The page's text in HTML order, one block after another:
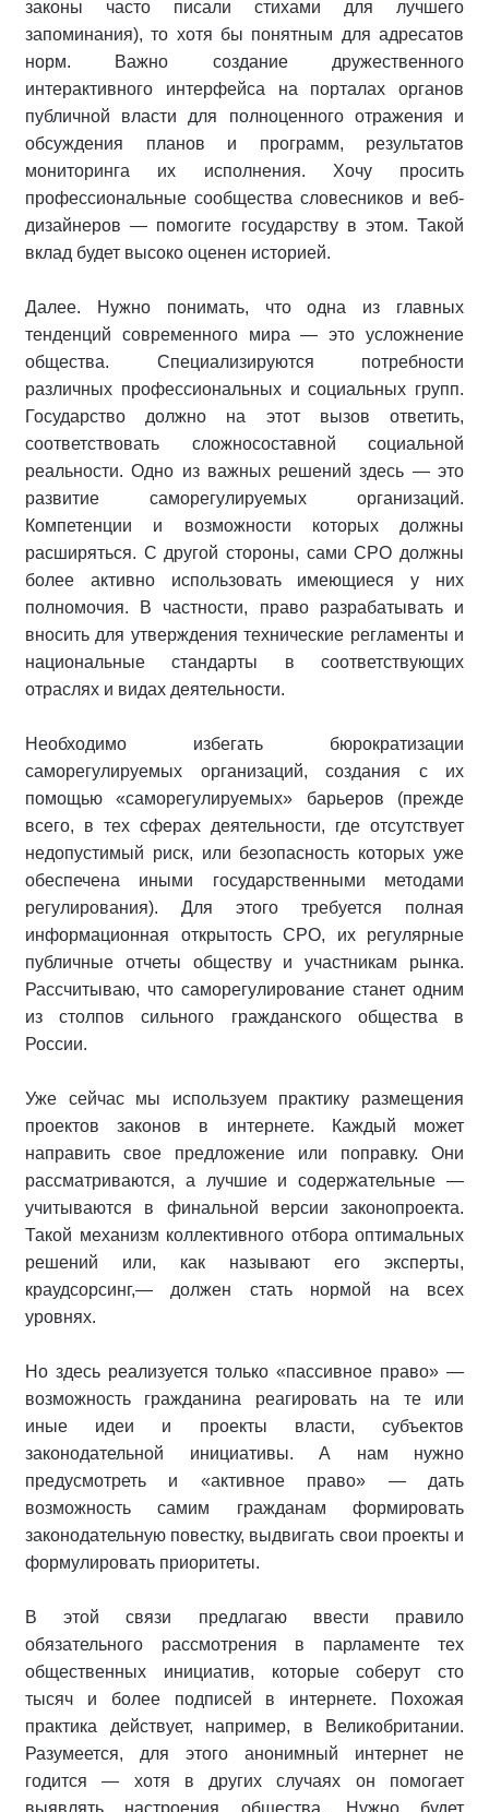
законы часто писали стихами для лучшего
запоминания), то хотя бы понятным для адресатов
норм. Важно создание дружественного
интерактивного интерфейса на порталах органов
публичной власти для полноценного отражения и
обсуждения планов и программ, результатов
мониторинга их исполнения. Хочу просить
профессиональные сообщества словесников и веб-
дизайнеров — помогите государству в этом. Такой
вклад будет высоко оценен историей.
Далее. Нужно понимать, что одна из главных
тенденций современного мира — это усложнение
общества. Специализируются потребности
различных профессиональных и социальных групп.
Государство должно на этот вызов ответить,
соответствовать сложносоставной социальной
реальности. Одно из важных решений здесь — это
развитие саморегулируемых организаций.
Компетенции и возможности которых должны
расширяться. С другой стороны, сами СРО должны
более активно использовать имеющиеся у них
полномочия. В частности, право разрабатывать и
вносить для утверждения технические регламенты и
национальные стандарты в соответствующих
отраслях и видах деятельности.
Необходимо избегать бюрократизации
саморегулируемых организаций, создания с их
помощью «саморегулируемых» барьеров (прежде
всего, в тех сферах деятельности, где отсутствует
недопустимый риск, или безопасность которых уже
обеспечена иными государственными методами
регулирования). Для этого требуется полная
информационная открытость СРО, их регулярные
публичные отчеты обществу и участникам рынка.
Рассчитываю, что саморегулирование станет одним
из столпов сильного гражданского общества в
России.
Уже сейчас мы используем практику размещения
проектов законов в интернете. Каждый может
направить свое предложение или поправку. Они
рассматриваются, а лучшие и содержательные —
учитываются в финальной версии законопроекта.
Такой механизм коллективного отбора оптимальных
решений или, как называют его эксперты,
краудсорсинг,— должен стать нормой на всех
уровнях.
Но здесь реализуется только «пассивное право» —
возможность гражданина реагировать на те или
иные идеи и проекты власти, субъектов
законодательной инициативы. А нам нужно
предусмотреть и «активное право» — дать
возможность самим гражданам формировать
законодательную повестку, выдвигать свои проекты и
формулировать приоритеты.
В этой связи предлагаю ввести правило
обязательного рассмотрения в парламенте тех
общественных инициатив, которые соберут сто
тысяч и более подписей в интернете. Похожая
практика действует, например, в Великобритании.
Разумеется, для этого анонимный интернет не
годится — хотя в других случаях он помогает
выявлять настроения общества. Нужно будет